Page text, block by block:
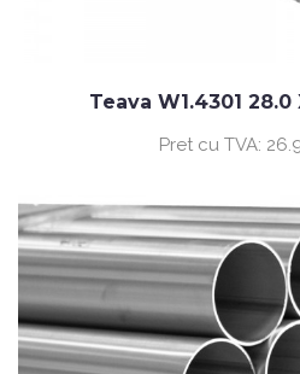
Teava W1.4301 28.0
Pret cu TVA: